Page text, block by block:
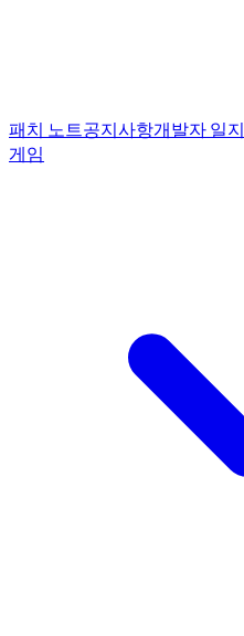
패치 노트공지사항개발자 일지
게임